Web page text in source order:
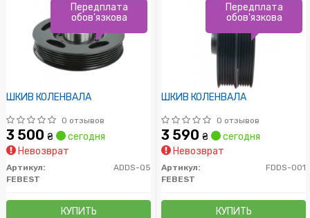
ШКИВ КОЛЕНВАЛА
0 отзывов
3 500 ₴
сегодня
Невозврат
Артикул:
ADDS-Q5
FEBEST
КУПИТЬ
Передплата
обов'язкова
ШКИВ КОЛЕНВАЛА
0 отзывов
3 590 ₴
сегодня
Невозврат
Артикул:
FDDS-001
FEBEST
КУПИТЬ
Передплата
обов'язкова